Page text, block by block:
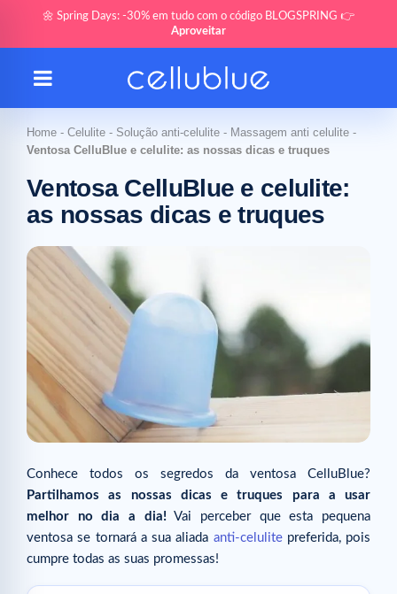
🌼 Spring Days: -30% em tudo com o código BLOGSPRING 👉
Aproveitar
Home - Celulite - Solução anti-celulite - Massagem anti celulite -
Ventosa CelluBlue e celulite: as nossas dicas e truques
Ventosa CelluBlue e celulite:
as nossas dicas e truques
Conhece todos os segredos da ventosa CelluBlue?
Partilhamos as nossas dicas e truques para a usar
melhor no dia a dia!Vai perceber que esta pequena
ventosa se tornará a sua aliada anti-celulite preferida, pois
cumpre todas as suas promessas!